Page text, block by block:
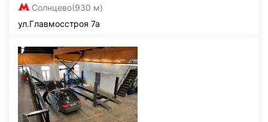
Солнцево(930 м)
ул.Главмосстроя 7а